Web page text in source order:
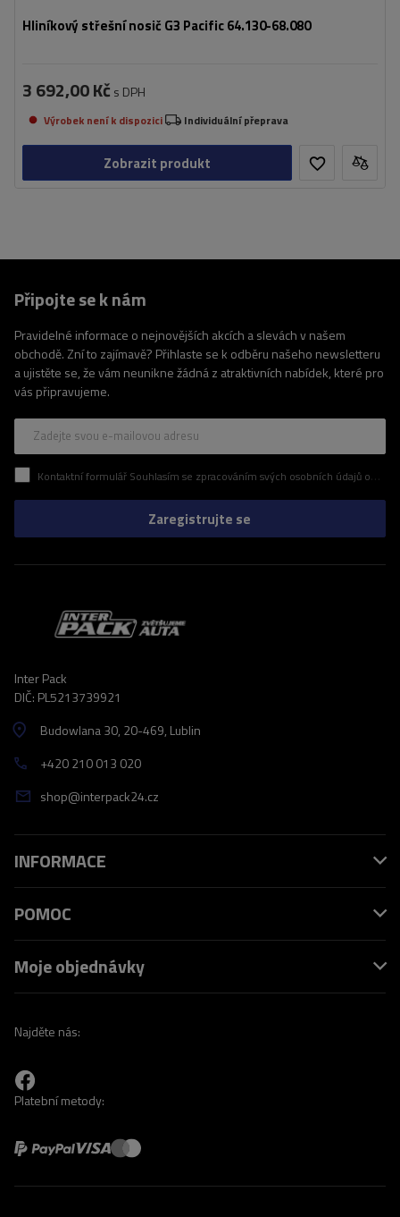
Hliníkový střešní nosič G3 Pacific 64.130-68.080
3 692,00 Kč s DPH
Výrobek není k dispozici Individuální přeprava
Zobrazit produkt
Připojte se k nám
Pravidelné informace o nejnovějších akcích a slevách v našem
obchodě. Zní to zajímavě? Přihlaste se k odběru našeho newsletteru
a ujistěte se, že vám neunikne žádná z atraktivních nabídek, které pro
vás připravujeme.
Zadejte svou e-mailovou adresu
Kontaktní formulář Souhlasím se zpracováním svých osobních údajů obsažených v kontaktním formuláři v souladu s nařízením Evropského parlamentu a Rady (EU)
Zaregistrujte se
Inter Pack
DIČ: PL5213739921
Budowlana 30, 20-469, Lublin
+420 210 013 020
shop@interpack24.cz
INFORMACE
POMOC
Moje objednávky
Najděte nás:
Platební metody: